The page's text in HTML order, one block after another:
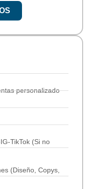
personalizado
TikTok (Si no
(Diseño, Copys,